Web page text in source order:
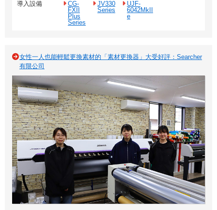
導入設備
CG-
FXII
Plus
Series
JV330
Series
UJF-
6042MkII
e
女性一人也能輕鬆更換素材的「素材更換器」大受好評：Searcher
有限公司